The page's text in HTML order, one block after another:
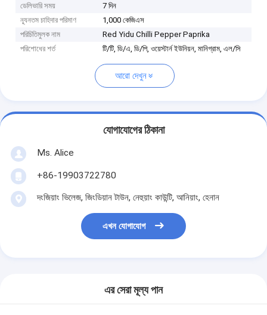
ডেলিভারি সময়
7 দিন
ন্যূনতম চাহিদার পরিমাণ
1,000 কেজিএস
পরিচিতিমুলক নাম
Red Yidu Chilli Pepper Paprika
পরিশোধের শর্ত
টি/টি, ডি/এ, ডি/পি, ওয়েস্টার্ন ইউনিয়ন, মানিগ্রাম, এল/সি
আরো দেখুন
যোগাযোগের ঠিকানা
Ms. Alice
+86-19903722780
দংজিয়াং ভিলেজ, জিংডিয়ান টাউন, নেহুয়াং কাউন্টি, আনিয়াং, হেনান
এখন যোগাযোগ
এর সেরা মূল্য পান